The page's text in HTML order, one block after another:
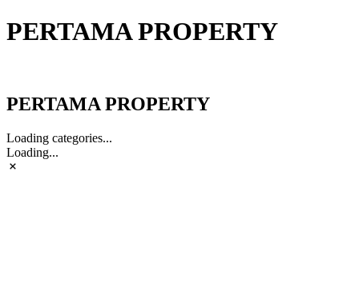
PERTAMA PROPERTY
PERTAMA PROPERTY
Loading categories...
Loading...